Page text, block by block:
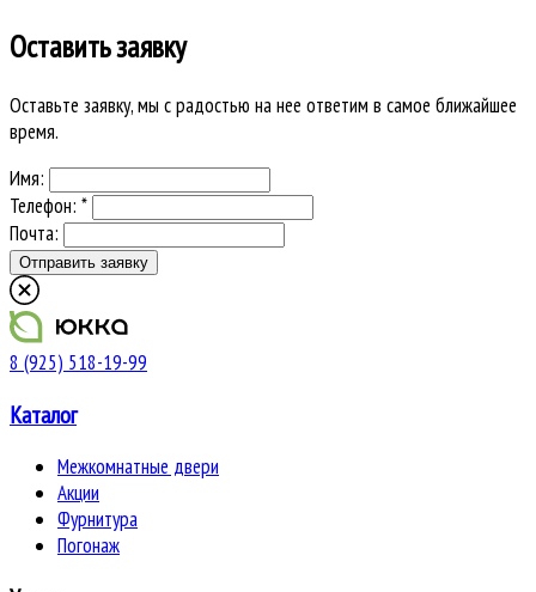
Оставить заявку
Оставьте заявку, мы с радостью на нее ответим в самое ближайшее
время.
Имя:
Телефон: *
Почта:
8 (925) 518-19-99
Каталог
Межкомнатные двери
Акции
Фурнитура
Погонаж